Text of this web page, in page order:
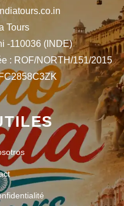
Tours
-110036 (INDE)
: ROF/NORTH/151/2015